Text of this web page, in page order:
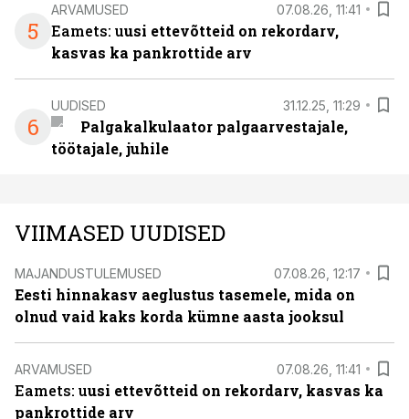
5
ARVAMUSED 07.08.26, 11:41
Eamets: uusi ettevõtteid on rekordarv,
kasvas ka pankrottide arv
6
UUDISED 31.12.25, 11:29
Palgakalkulaator palgaarvestajale,
töötajale, juhile
VIIMASED UUDISED
MAJANDUSTULEMUSED 07.08.26, 12:17
Eesti hinnakasv aeglustus tasemele, mida on
olnud vaid kaks korda kümne aasta jooksul
ARVAMUSED 07.08.26, 11:41
Eamets: uusi ettevõtteid on rekordarv, kasvas ka
pankrottide arv